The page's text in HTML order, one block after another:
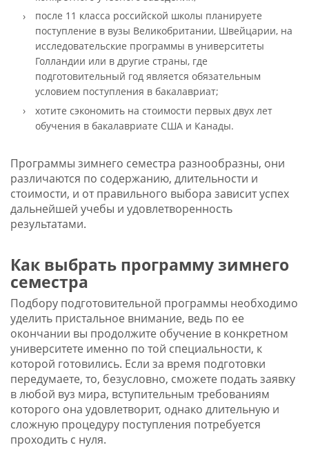
после 11 класса российской школы планируете
поступление в вузы Великобритании, Швейцарии, на
исследовательские программы в университеты
Голландии или в другие страны, где
подготовительный год является обязательным
условием поступления в бакалавриат;
хотите сэкономить на стоимости первых двух лет
обучения в бакалавриате США и Канады.
Программы зимнего семестра разнообразны, они
различаются по содержанию, длительности и
стоимости, и от правильного выбора зависит успех
дальнейшей учебы и удовлетворенность
результатами.
Как выбрать программу зимнего
семестра
Подбору подготовительной программы необходимо
уделить пристальное внимание, ведь по ее
окончании вы продолжите обучение в конкретном
университете именно по той специальности, к
которой готовились. Если за время подготовки
передумаете, то, безусловно, сможете подать заявку
в любой вуз мира, вступительным требованиям
которого она удовлетворит, однако длительную и
сложную процедуру поступления потребуется
проходить с нуля.